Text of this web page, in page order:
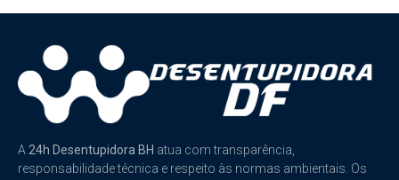
A 24h Desentupidora BH atua com transparência,
responsabilidade técnica e respeito às normas ambientais. Os